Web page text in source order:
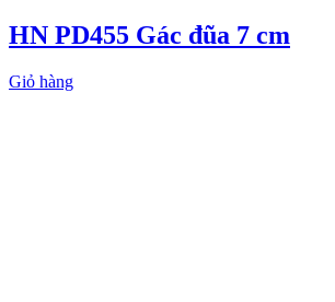
HN PD455 Gác đũa 7 cm
Giỏ hàng